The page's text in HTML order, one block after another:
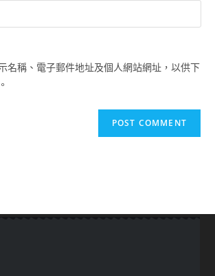
名稱、電子郵件地址及個人網站網址，以供下